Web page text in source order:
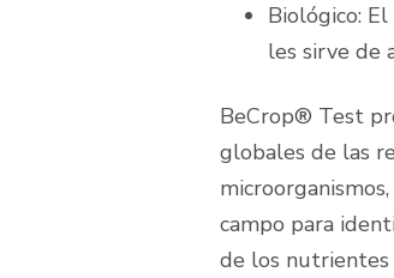
Biológico:
les sirve de
BeCrop® Test
globales de las
campo para
de los nutrientes